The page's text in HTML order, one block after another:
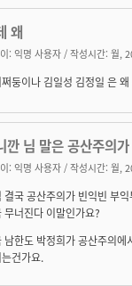
왜
: 익명 사용자 / 작성시간: 월,
둥이나 김일성 김정일 은
깐 님 말은 공산주의
: 익명 사용자 / 작성시간: 월,
결국 공산주의가 빈익빈 부
무너진다 이말인가요?
남한도 박정희가 공산주의
건가요.